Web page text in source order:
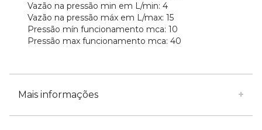
Vazão na pressão min em L/min: 4
Vazão na pressão máx em L/max: 15
Pressão mín funcionamento mca: 10
Pressão max funcionamento mca: 40
Mais informações